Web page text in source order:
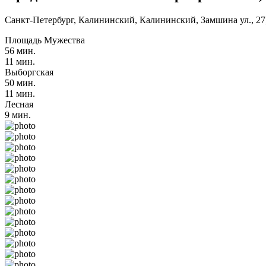
Санкт-Петербург, Калининский, Калининский, Замшина ул.,
Площадь Мужества
56 мин.
11 мин.
Выборгская
50 мин.
11 мин.
Лесная
9 мин.